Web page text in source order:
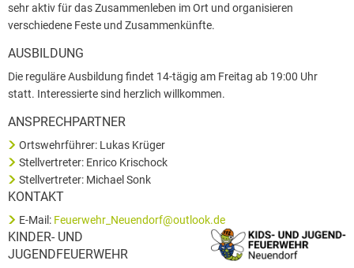
sehr aktiv für das Zusammenleben im Ort und organisieren
verschiedene Feste und Zusammenkünfte.
AUSBILDUNG
Die reguläre Ausbildung findet 14-tägig am Freitag ab 19:00 Uhr
statt. Interessierte sind herzlich willkommen.
ANSPRECHPARTNER
Ortswehrführer: Lukas Krüger
Stellvertreter: Enrico Krischock
Stellvertreter: Michael Sonk
KONTAKT
E-Mail: Feuerwehr_Neuendorf@outlook.de
KINDER- UND
JUGENDFEUERWEHR